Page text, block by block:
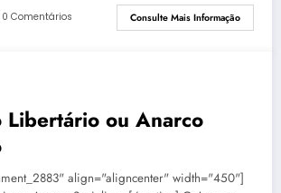
0 Comentários Consulte Mais Informação
Libertário ou Anarco
align="aligncenter" width="450"]